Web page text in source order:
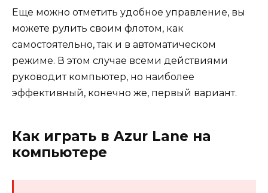
Еще можно отметить удобное управление, вы
можете рулить своим флотом, как
самостоятельно, так и в автоматическом
режиме. В этом случае всеми действиями
руководит компьютер, но наиболее
эффективный, конечно же, первый вариант.
Как играть в Azur Lane на
компьютере